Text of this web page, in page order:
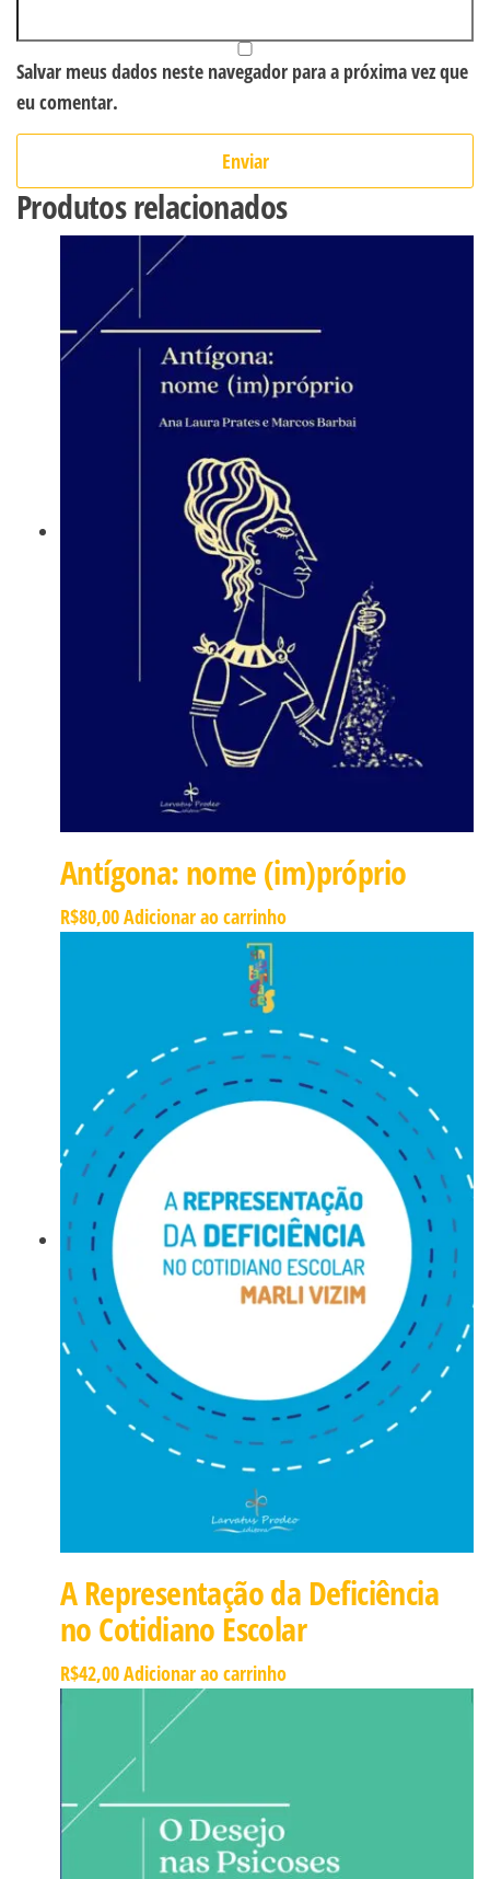
Salvar meus dados neste navegador para a próxima vez que
eu comentar.
Produtos relacionados
Antígona: nome (im)próprio
R$80,00Adicionar ao carrinho
A Representação da Deficiência
no Cotidiano Escolar
R$42,00Adicionar ao carrinho